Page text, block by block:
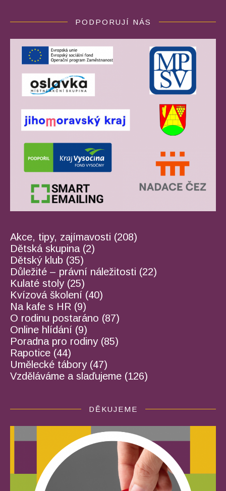
PODPORUJÍ NÁS
Akce, tipy, zajímavosti (208)
Dětská skupina(2)
Dětský klub (35)
Důležité – právní náležitosti (22)
Kulaté stoly(25)
Kvízová školení (40)
Na kafe s HR (9)
O rodinu postaráno (87)
Online hlídání (9)
Poradna pro rodiny(85)
Rapotice (44)
Umělecké tábory(47)
Vzděláváme a slaďujeme (126)
DĚKUJEME